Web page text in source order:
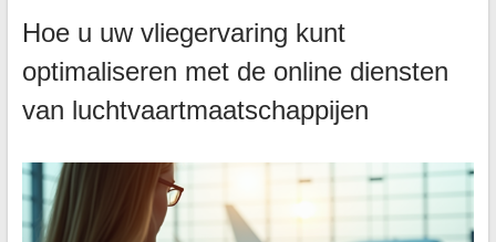
Hoe u uw vliegervaring kunt
optimaliseren met de online diensten
van luchtvaartmaatschappijen